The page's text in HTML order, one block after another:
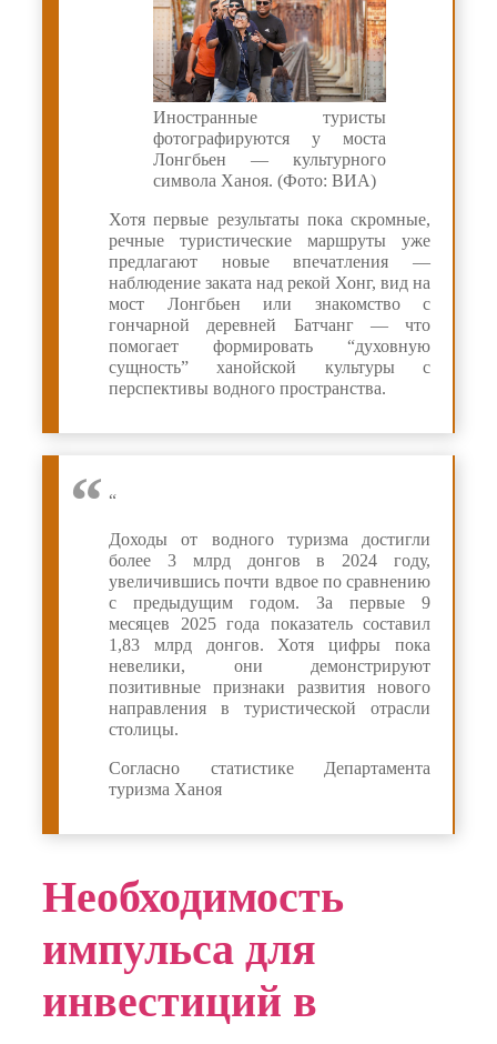
Иностранные туристы
фотографируются у моста
Лонгбьен — культурного
символа Ханоя. (Фото: ВИА)
Хотя первые результаты пока скромные,
речные туристические маршруты уже
предлагают новые впечатления —
наблюдение заката над рекой Хонг, вид на
мост Лонгбьен или знакомство с
гончарной деревней Батчанг — что
помогает формировать “духовную
сущность” ханойской культуры с
перспективы водного пространства.
“
Доходы от водного туризма достигли
более 3 млрд донгов в 2024 году,
увеличившись почти вдвое по сравнению
с предыдущим годом. За первые 9
месяцев 2025 года показатель составил
1,83 млрд донгов. Хотя цифры пока
невелики, они демонстрируют
позитивные признаки развития нового
направления в туристической отрасли
столицы.
Согласно статистике Департамента
туризма Ханоя
Необходимость
импульса для
инвестиций в